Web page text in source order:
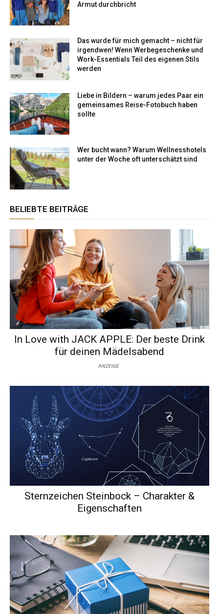
Armut durchbricht
Das wurde für mich gemacht – nicht für
irgendwen! Wenn Werbegeschenke und
Work-Essentials Teil des eigenen Stils
werden
Liebe in Bildern – warum jedes Paar ein
gemeinsames Reise-Fotobuch haben
sollte
Wer bucht wann? Warum Wellnesshotels
unter der Woche oft unterschätzt sind
BELIEBTE BEITRÄGE
In Love with JACK APPLE: Der beste Drink
für deinen Mädelsabend
ANZEIGE
Sternzeichen Steinbock – Charakter &
Eigenschaften